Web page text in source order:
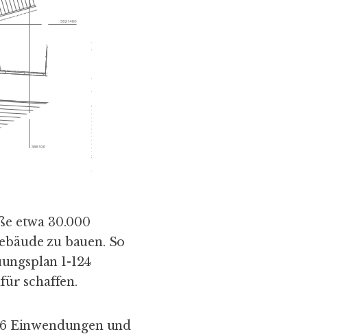
etwa 30.000
zu bauen. So
1-124
schaffen.
Einwendungen und